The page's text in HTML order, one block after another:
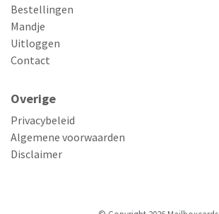
Bestellingen
Mandje
Uitloggen
Contact
Overige
Privacybeleid
Algemene voorwaarden
Disclaimer